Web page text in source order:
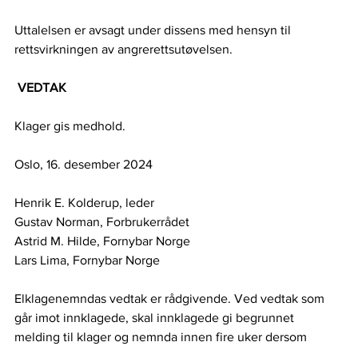
Uttalelsen er avsagt under dissens med hensyn til
rettsvirkningen av angrerettsutøvelsen.
VEDTAK
Klager gis medhold.
Oslo, 16. desember 2024
Henrik E. Kolderup, leder
Gustav Norman, Forbrukerrådet
Astrid M. Hilde, Fornybar Norge
Lars Lima, Fornybar Norge
Elklagenemndas vedtak er rådgivende. Ved vedtak som
går imot innklagede, skal innklagede gi begrunnet
melding til klager og nemnda innen fire uker dersom